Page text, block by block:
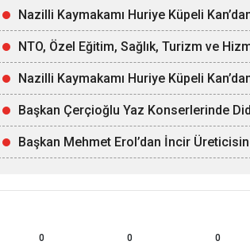
Nazilli Kaymakamı Huriye Küpeli
NTO, Özel Eğitim, Sağlık, Turizm ve
Nazilli Kaymakamı Huriye Küpeli
Başkan Çerçioğlu Yaz Konserlerinde
Başkan Mehmet Erol’dan İncir
0 0 0